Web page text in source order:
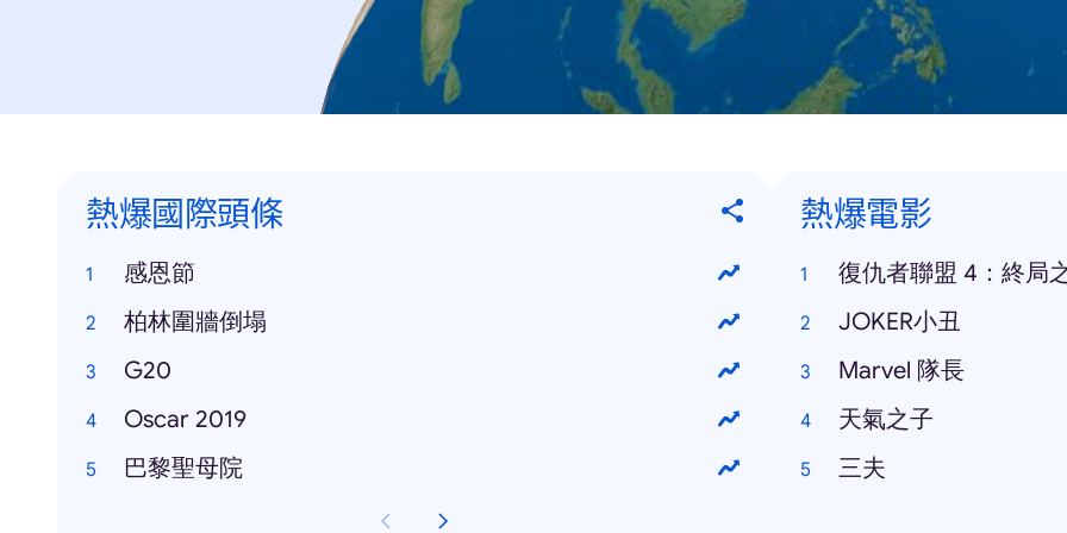
熱爆國際頭條
感恩節
柏林圍牆倒塌
G20
Oscar 2019
巴黎聖母院
熱爆電影
復仇者聯盟 4：終局
JOKER小丑
Marvel 隊長
天氣之子
三夫